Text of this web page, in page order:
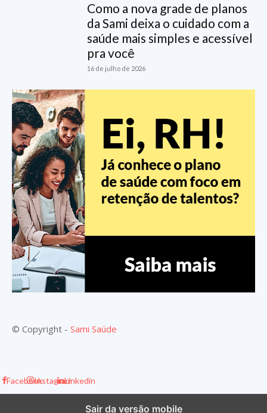
Como a nova grade de planos
da Sami deixa o cuidado com a
saúde mais simples e acessível
pra você
16 de julho de 2026
© Copyright - Sami Saúde
FacebookInstagramLinkedin
Sair da versão mobile